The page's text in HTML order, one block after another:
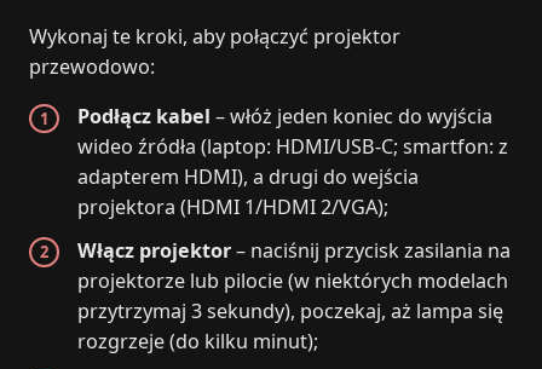
Wykonaj te kroki, aby połączyć projektor
przewodowo:
Podłącz kabel – włóż jeden koniec do wyjścia
wideo źródła (laptop: HDMI/USB‑C; smartfon: z
adapterem HDMI), a drugi do wejścia
projektora (HDMI 1/HDMI 2/VGA);
Włącz projektor– naciśnij przycisk zasilania na
projektorze lub pilocie (w niektórych modelach
przytrzymaj 3 sekundy), poczekaj, aż lampa się
rozgrzeje (do kilku minut);